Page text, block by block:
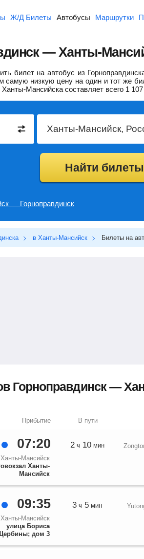
Ж/Д Билеты Автобусы Маршрутки
— Ханты-
билет на автобус из
самую низкую цену на один и тот же
Мансийска составляет всего 1 107
Найти билеты
— Горноправдинск
в Ханты-Мансийск Билеты на
Горноправдинск —
Прибытие В пути
07:20
Ханты-Мансийск
Ханты-
Мансийск
2ч 10мин
09:35
Ханты-Мансийск
улица Бориса
дом 3
3 ч 5 мин